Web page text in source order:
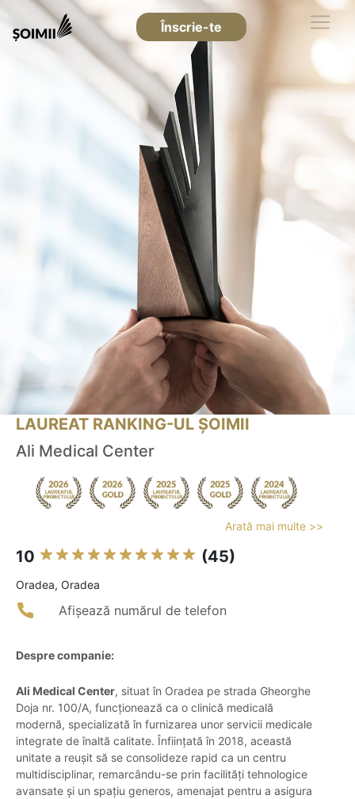
Înscrie-te
LAUREAT RANKING-UL ȘOIMII
Ali Medical Center
Arată mai multe >>
10 (45)
Oradea, Oradea
Afișează numărul de telefon
Despre companie:
Ali Medical Center, situat în Oradea pe strada Gheorghe
Doja nr. 100/A, funcționează ca o clinică medicală
modernă, specializată în furnizarea unor servicii medicale
integrate de înaltă calitate. Înființată în 2018, această
unitate a reușit să se consolideze rapid ca un centru
multidisciplinar, remarcându-se prin facilități tehnologice
avansate și un spațiu generos, amenajat pentru a asigura